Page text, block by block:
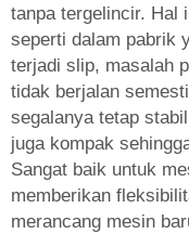
tanpa tergelincir. Hal
seperti dalam pabrik
terjadi slip, masalah
tidak berjalan
segalanya tetap
juga kompak
Sangat baik untuk
memberikan
merancang mesin